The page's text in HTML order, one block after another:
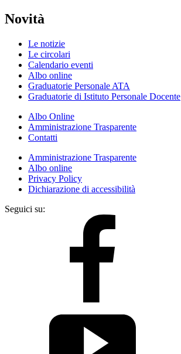
Novità
Le notizie
Le circolari
Calendario eventi
Albo online
Graduatorie Personale ATA
Graduatorie di Istituto Personale Docente
Albo Online
Amministrazione Trasparente
Contatti
Amministrazione Trasparente
Albo online
Privacy Policy
Dichiarazione di accessibilità
Seguici su: